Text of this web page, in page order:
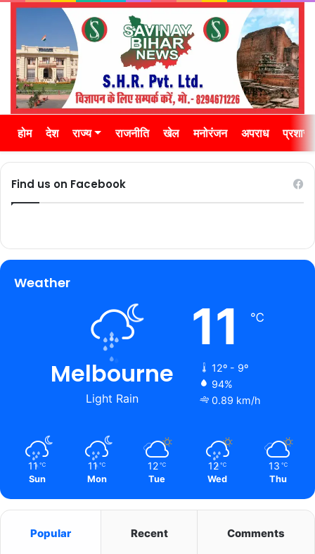
होम देश राज्य राजनीति खेल मनोरंजन अपराध
Find us on Facebook
Weather
Melbourne
Light Rain
11 ℃
12º - 9º
94%
0.89 km/h
11 ℃
Sun
11 ℃
Mon
12 ℃
Tue
12 ℃
Wed
13 ℃
Thu
Popular Recent Comments